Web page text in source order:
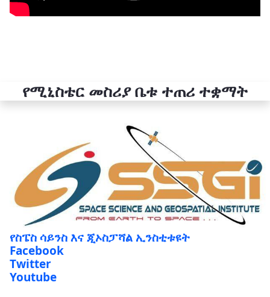
የሚኒስቴር መስሪያ ቤቱ ተጠሪ ተቋማት
የስፔስ ሳይንስ እና ጂኦስፓሻል ኢንስቲቱዩት
Facebook
Twitter
Youtube